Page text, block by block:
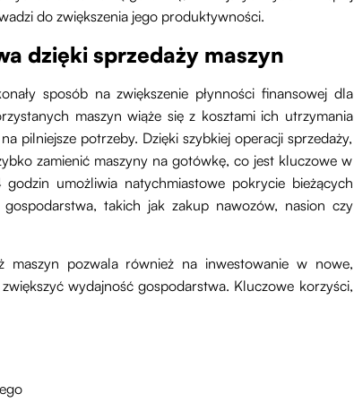
do zwiększenia jego produktywności.
dzięki sprzedaży maszyn
sposób na zwiększenie płynności finansowej dla
maszyn wiąże się z kosztami ich utrzymania
pilniejsze potrzeby. Dzięki szybkiej operacji sprzedaży,
zamienić maszyny na gotówkę, co jest kluczowe w
umożliwia natychmiastowe pokrycie bieżących
takich jak zakup nawozów, nasion czy
maszyn pozwala również na inwestowanie w nowe,
wydajność gospodarstwa. Kluczowe korzyści,